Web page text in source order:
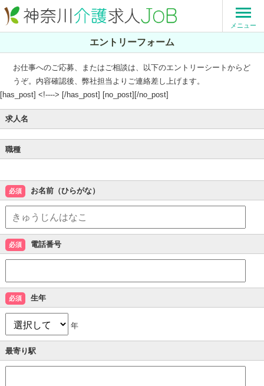
メニュー
エントリーフォーム
お仕事へのご応募、またはご相談は、以下のエントリーシートからど
うぞ。内容確認後、弊社担当よりご連絡差し上げます。
[has_post] <!----> [/has_post] [no_post][/no_post]
求人名
職種
必須 お名前（ひらがな）
必須 電話番号
必須 生年
年
最寄り駅